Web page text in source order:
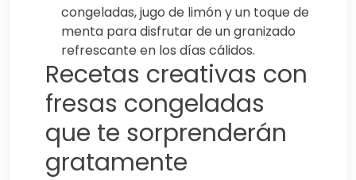
congeladas, jugo de limón y un toque de
menta para disfrutar de un granizado
refrescante en los días cálidos.
Recetas creativas con
fresas congeladas
que te sorprenderán
gratamente